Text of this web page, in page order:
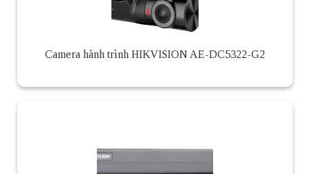
Camera hành trình HIKVISION AE-DC5322-G2